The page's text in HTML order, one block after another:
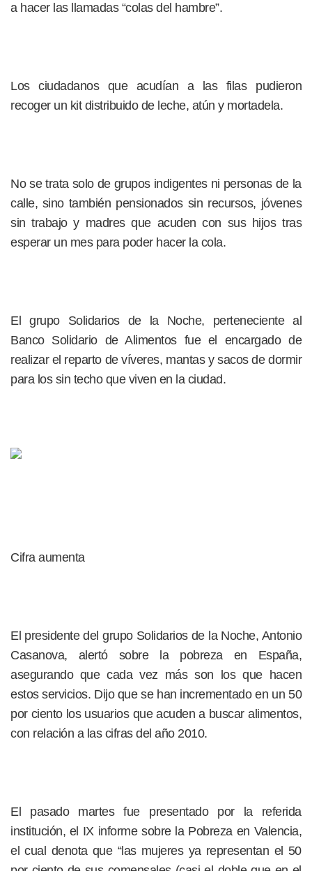
a hacer las llamadas “colas del hambre”.
Los ciudadanos que acudían a las filas pudieron
recoger un kit distribuido de leche, atún y mortadela.
No se trata solo de grupos indigentes ni personas de la
calle, sino también pensionados sin recursos, jóvenes
sin trabajo y madres que acuden con sus hijos tras
esperar un mes para poder hacer la cola.
El grupo Solidarios de la Noche, perteneciente al
Banco Solidario de Alimentos fue el encargado de
realizar el reparto de víveres, mantas y sacos de dormir
para los sin techo que viven en la ciudad.
Cifra aumenta
El presidente del grupo Solidarios de la Noche, Antonio
Casanova, alertó sobre la pobreza en España,
asegurando que cada vez más son los que hacen
estos servicios. Dijo que se han incrementado en un 50
por ciento los usuarios que acuden a buscar alimentos,
con relación a las cifras del año 2010.
El pasado martes fue presentado por la referida
institución, el IX informe sobre la Pobreza en Valencia,
el cual denota que “las mujeres ya representan el 50